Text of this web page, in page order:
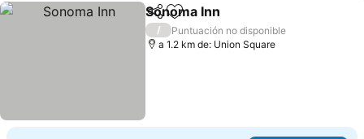
CompartirAgregar a favoritos
Sonoma Inn
/
Puntuación no disponible
a 1.2 km de: Union Square